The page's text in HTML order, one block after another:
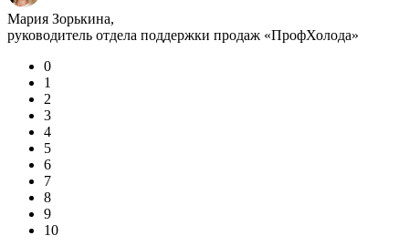
Мария Зорькина,
руководитель отдела поддержки продаж «ПрофХолода»
0
1
2
3
4
5
6
7
8
9
10